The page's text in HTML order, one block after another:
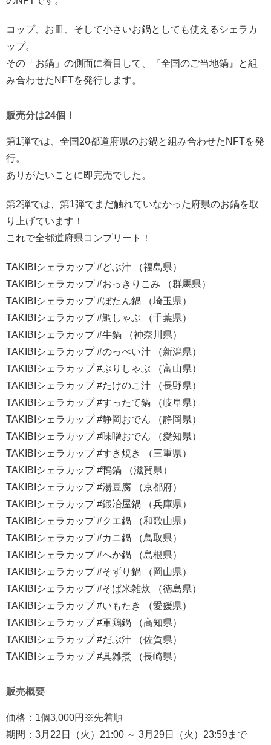
コップ、お皿、そして小さいお鍋としても使えるシェラカ
ップ。
その「お鍋」の側面に着目して、『全国のご当地鍋』と組
み合わせたNFTを発行します。
販売分は24個！
第1弾では、全国20都道府県のお鍋と組み合わせたNFTを発
行。
ありがたいことに即完売でした。
第2弾では、第1弾でまだ触れていなかった府県のお鍋を取
り上げています！
これで全都道府県コンプリート！
TAKIBIシェラカップ #どぶ汁 （福島県）
TAKIBIシェラカップ #おっきりこみ （群馬県）
TAKIBIシェラカップ #ぼたん鍋 （埼玉県）
TAKIBIシェラカップ #鯛しゃぶ （千葉県）
TAKIBIシェラカップ #牛鍋 （神奈川県）
TAKIBIシェラカップ #のっぺい汁 （新潟県）
TAKIBIシェラカップ #ぶりしゃぶ （富山県）
TAKIBIシェラカップ #たけのこ汁 （長野県）
TAKIBIシェラカップ #すったて鍋 （岐阜県）
TAKIBIシェラカップ #静岡おでん （静岡県）
TAKIBIシェラカップ #味噌おでん （愛知県）
TAKIBIシェラカップ #すき焼き （三重県）
TAKIBIシェラカップ #鴨鍋 （滋賀県）
TAKIBIシェラカップ #湯豆腐 （京都府）
TAKIBIシェラカップ #鍛冶屋鍋 （兵庫県）
TAKIBIシェラカップ #クエ鍋 （和歌山県）
TAKIBIシェラカップ #カニ鍋 （鳥取県）
TAKIBIシェラカップ #へか鍋 （島根県）
TAKIBIシェラカップ #そずり鍋 （岡山県）
TAKIBIシェラカップ #そば米雑炊 （徳島県）
TAKIBIシェラカップ #いもたき （愛媛県）
TAKIBIシェラカップ #軍鶏鍋 （高知県）
TAKIBIシェラカップ #だぶ汁 （佐賀県）
TAKIBIシェラカップ #具雑煮 （長崎県）
販売概要
価格：1個3,000円※先着順
期間：3月22日（火）21:00 ～ 3月29日（火）23:59まで